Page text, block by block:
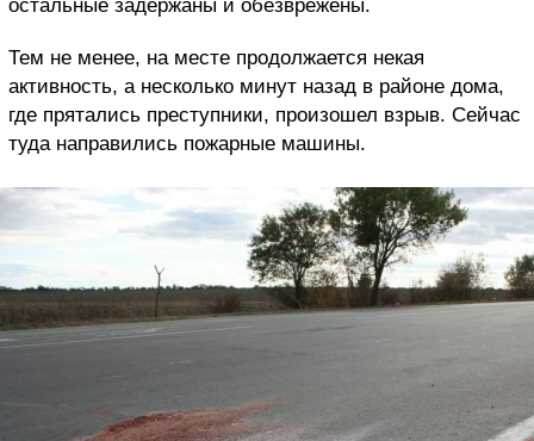
остальные задержаны и обезврежены.
Тем не менее, на месте продолжается некая
активность, а несколько минут назад в районе дома,
где прятались преступники, произошел взрыв. Сейчас
туда направились пожарные машины.